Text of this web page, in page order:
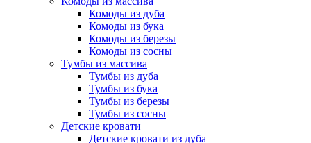
Комоды из дуба
Комоды из бука
Комоды из березы
Комоды из сосны
Тумбы из массива
Тумбы из дуба
Тумбы из бука
Тумбы из березы
Тумбы из сосны
Детские кровати
Детские кровати из дуба